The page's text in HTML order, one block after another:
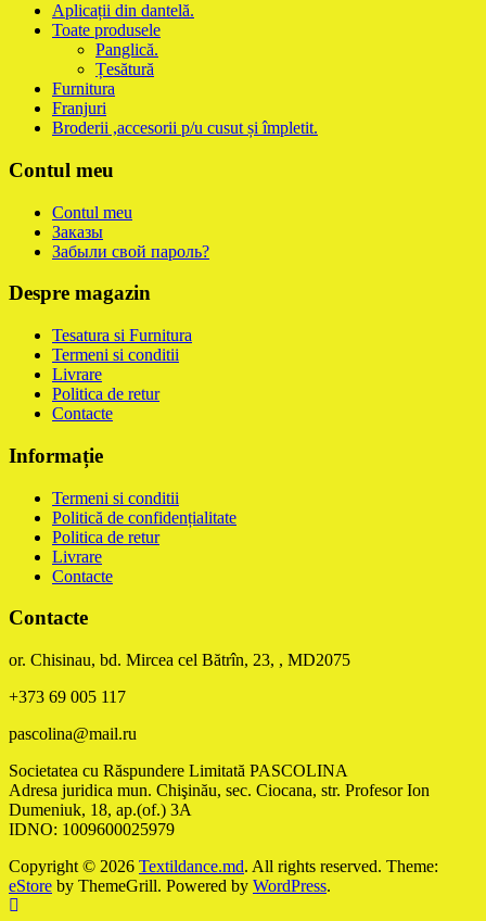
Aplicații din dantelă.
Toate produsele
Panglică.
Țesătură
Furnitura
Franjuri
Broderii ,accesorii p/u cusut și împletit.
Contul meu
Contul meu
Заказы
Забыли свой пароль?
Despre magazin
Tesatura si Furnitura
Termeni si conditii
Livrare
Politica de retur
Contacte
Informație
Termeni si conditii
Politică de confidențialitate
Politica de retur
Livrare
Contacte
Contacte
or. Chisinau, bd. Mircea cel Bătrîn, 23, , MD2075
+373 69 005 117
pascolina@mail.ru
Societatea cu Răspundere Limitată PASCOLINA
Adresa juridica mun. Chişinău, sec. Ciocana, str. Profesor Ion
Dumeniuk, 18, ap.(of.) 3A
IDNO: 1009600025979
Copyright © 2026 Textildance.md. All rights reserved. Theme:
eStore by ThemeGrill. Powered by WordPress.